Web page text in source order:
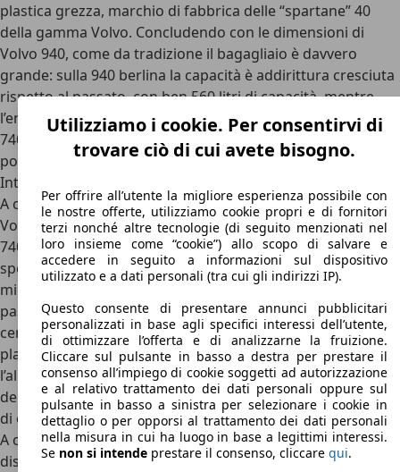
plastica grezza, marchio di fabbrica delle “spartane” 40
della gamma Volvo. Concludendo con le dimensioni di
Volvo 940, come da tradizione il bagagliaio è davvero
grande: sulla 940 berlina la capacità è addirittura cresciuta
rispetto al passato, con ben 560 litri di capacità, mentre
l’enorme Wagon condivide la capacità con la precedente
740 di 1.150 litri che diventano 1.950 abbattendo il divano
posteriore.
Interni Volvo 940
A cambiare maggiormente sono stati però gli interni di
Volvo 940, che danno un'ulteriore dose di modernità alla
740, che già aveva riportato al passo coi tempi la 240. Nello
specifico, la plancia è più moderna e rifinita con materiali
migliori, riprendendo l’impostazione decisamente più al
passo coi tempi della 740. Troviamo quindi una consolle
centrale molto generosa e a sbalzo rispetto al resto della
plancia, con i comandi per il clima in cima e, più in basso,
l’alloggiamento per la radio e un portaoggetti che, ironia
della sorte, è delle dimensioni perfette per gli smartphone
di oggi.
A caratterizzare gli interni di Volvo 940 c’è poi l’enorme
disponibilità di luce grazie alle grandi superfici vetrate, una
Utilizziamo i cookie. Per consentirvi di
trovare ciò di cui avete bisogno.
Per offrire all’utente la migliore esperienza possibile con
le nostre offerte, utilizziamo cookie propri e di fornitori
terzi nonché altre tecnologie (di seguito menzionati nel
loro insieme come “cookie”) allo scopo di salvare e
accedere in seguito a informazioni sul dispositivo
utilizzato e a dati personali (tra cui gli indirizzi IP).
Questo consente di presentare annunci pubblicitari
personalizzati in base agli specifici interessi dell’utente,
di ottimizzare l’offerta e di analizzarne la fruizione.
Cliccare sul pulsante in basso a destra per prestare il
consenso all’impiego di cookie soggetti ad autorizzazione
e al relativo trattamento dei dati personali oppure sul
pulsante in basso a sinistra per selezionare i cookie in
dettaglio o per opporsi al trattamento dei dati personali
nella misura in cui ha luogo in base a legittimi interessi.
Se non si intende prestare il consenso, cliccare qui.